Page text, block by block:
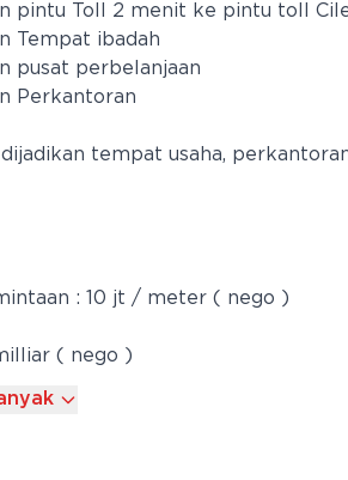
pintu Toll 2 menit ke pintu toll
Tempat ibadah
pusat perbelanjaan
Perkantoran
tempat usaha,
: 10 jt / meter ( nego )
( nego )